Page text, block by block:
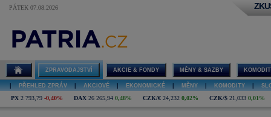
PÁTEK 07.08.2026
ZPRAVODAJSTVÍ AKCIE & FONDY MĚNY & SAZBY
PŘEHLED ZPRÁV AKCIOVÉ EKONOMICKÉ MĚNY KOMODITY
PX 2 793,79 -0,40% DAX 26 265,94 0,48% CZK/€ 24,232 0,02% CZK/$ 21,033 0,01%